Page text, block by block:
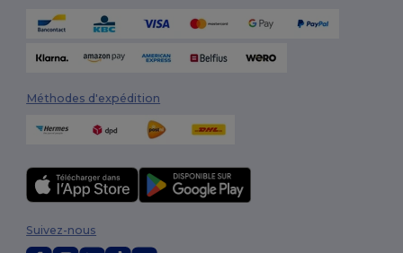
Méthodes d'expédition
Suivez-nous